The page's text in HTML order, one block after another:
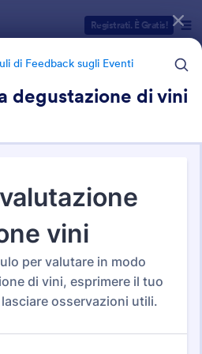
Registrati. È Gratis!
di Feedback sugli Eventi
degustazione di vini
sugli